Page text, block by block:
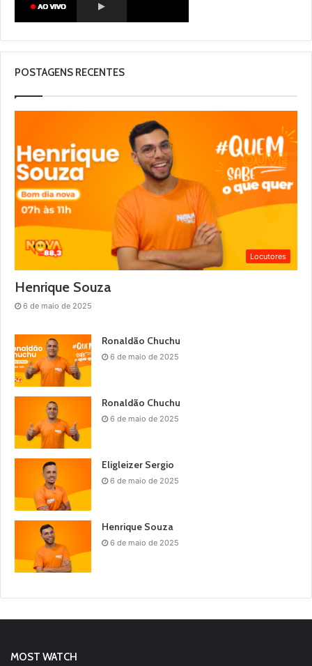
POSTAGENS RECENTES
Locutores
Henrique Souza
6 de maio de 2025
Ronaldão Chuchu
6 de maio de 2025
Ronaldão Chuchu
6 de maio de 2025
Eligleizer Sergio
6 de maio de 2025
Henrique Souza
6 de maio de 2025
MOST WATCH